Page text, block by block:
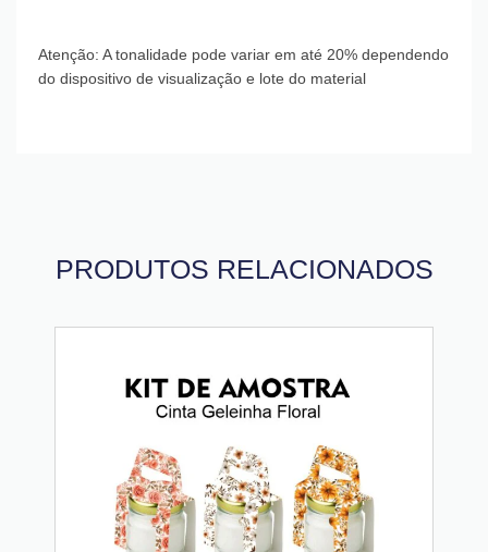
Atenção: A tonalidade pode variar em até 20% dependendo
do dispositivo de visualização e lote do material
PRODUTOS RELACIONADOS